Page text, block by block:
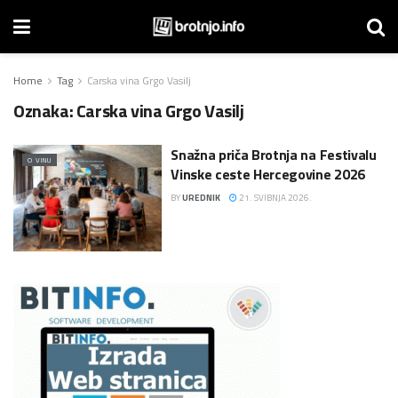
Home Tag Carska vina Grgo Vasilj
Oznaka:Carska vina Grgo Vasilj
O VINU
Snažna priča Brotnja na Festivalu
Vinske ceste Hercegovine 2026
BYUREDNIK 21. SVIBNJA 2026.